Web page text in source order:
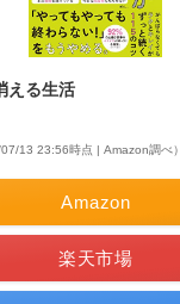
える生活
07/13 23:56時点 | Amazon調べ）
Amazon
楽天市場